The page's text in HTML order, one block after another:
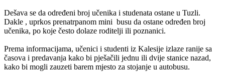
Dešava se da određeni broj učenika i studenata ostane u Tuzli.
Dakle , uprkos prenatrpanom mini busu da ostane određen broj
učenika, po koje često dolaze roditelji ili poznanici.
Prema informacijama, učenici i studenti iz Kalesije izlaze ranije sa
časova i predavanja kako bi pješačili jednu ili dvije stanice nazad,
kako bi mogli zauzeti barem mjesto za stojanje u autobusu.